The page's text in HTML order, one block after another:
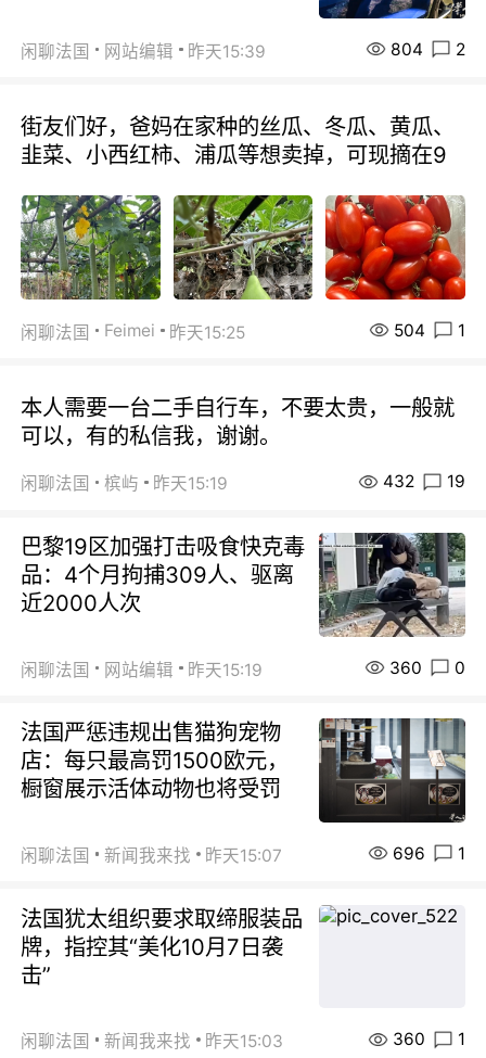
闲聊法国 网站编辑 昨天15:39 804 2
街友们好，爸妈在家种的丝瓜、冬瓜、黄瓜、
韭菜、小西红柿、浦瓜等想卖掉，可现摘在9
闲聊法国 Feimei 昨天15:25 504 1
本人需要一台二手自行车，不要太贵，一般就
可以，有的私信我，谢谢。
闲聊法国 槟屿 昨天15:19 432 19
巴黎19区加强打击吸食快克毒
品：4个月拘捕309人、驱离
近2000人次
闲聊法国 网站编辑 昨天15:19 360 0
法国严惩违规出售猫狗宠物
店：每只最高罚1500欧元，
橱窗展示活体动物也将受罚
闲聊法国 新闻我来找 昨天15:07 696 1
法国犹太组织要求取缔服装品
牌，指控其“美化10月7日袭
击”
闲聊法国 新闻我来找 昨天15:03 360 1